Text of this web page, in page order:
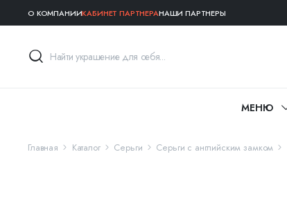
О КОМПАНИИКАБИНЕТ ПАРТНЕРАНАШИ ПАРТНЕРЫ
МЕНЮ
Главная Каталог Серьги Серьги с английским замком